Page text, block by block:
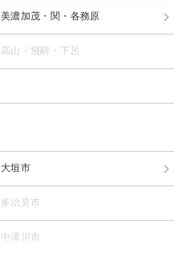
美濃加茂・関・各務原
高山・飛騨・下呂
大垣市
多治見市
中津川市